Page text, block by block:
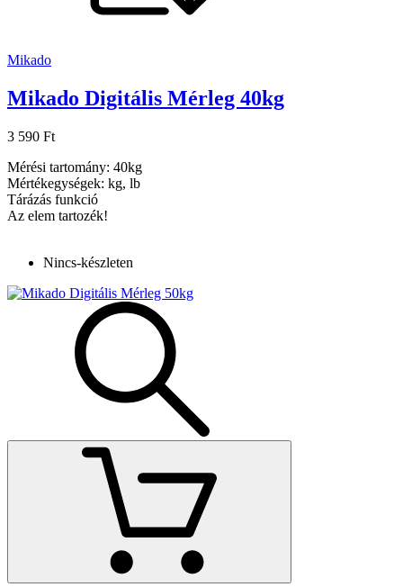
Mikado
Mikado Digitális Mérleg 40kg
3 590 Ft
Mérési tartomány: 40kg
Mértékegységek: kg, lb
Tárázás funkció
Az elem tartozék!
Nincs-készleten